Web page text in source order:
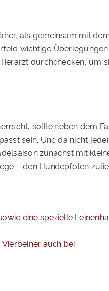
als gemeinsam mit
wichtige
durchchecken, um
sollte neben dem
sein. Und da nicht
zunächst mit
– den Hundepfoten
eine spezielle
auch bei